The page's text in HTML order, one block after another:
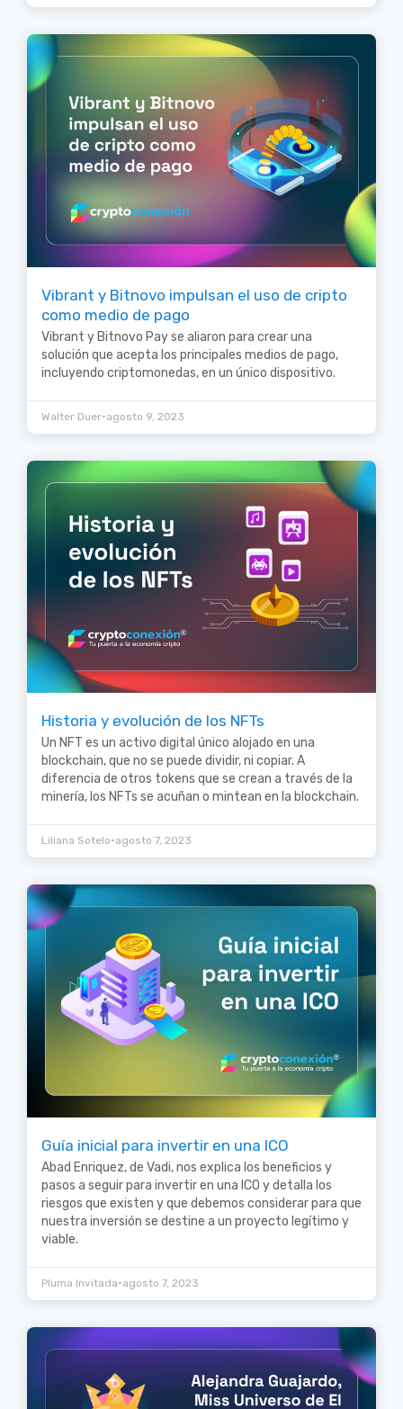
Vibrant y Bitnovo impulsan el uso de cripto
como medio de pago
Vibrant y Bitnovo Pay se aliaron para crear una
solución que acepta los principales medios de pago,
incluyendo criptomonedas, en un único dispositivo.
Walter Duer•agosto 9, 2023
Historia y evolución de los NFTs
Un NFT es un activo digital único alojado en una
blockchain, que no se puede dividir, ni copiar. A
diferencia de otros tokens que se crean a través de la
minería, los NFTs se acuñan o mintean en la blockchain.
Liliana Sotelo•agosto 7, 2023
Guía inicial para invertir en una ICO
Abad Enriquez, de Vadi, nos explica los beneficios y
pasos a seguir para invertir en una ICO y detalla los
riesgos que existen y que debemos considerar para que
nuestra inversión se destine a un proyecto legítimo y
viable.
Pluma Invitada•agosto 7, 2023